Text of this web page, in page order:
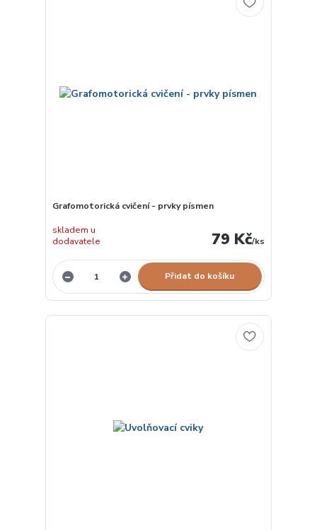
Grafomotorická cvičení - prvky písmen
79 Kč/ks
skladem u
dodavatele
Přidat do košíku